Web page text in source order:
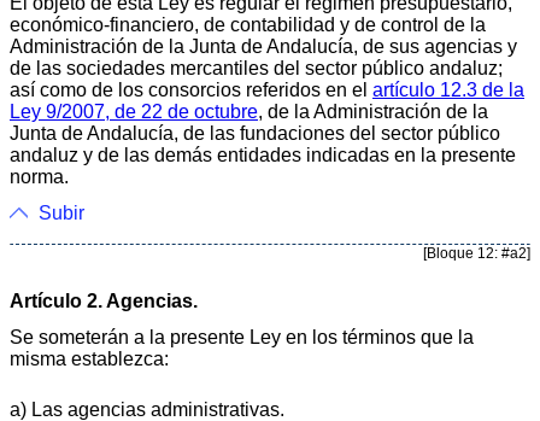
económico-financiero, de contabilidad y de control de la
Administración de la Junta de Andalucía, de sus agencias y
de las sociedades mercantiles del sector público andaluz;
así como de los consorcios referidos en el artículo 12.3 de la
Ley 9/2007, de 22 de octubre, de la Administración de la
Junta de Andalucía, de las fundaciones del sector público
andaluz y de las demás entidades indicadas en la presente
norma.
Subir
[Bloque 12: #a2]
Artículo 2. Agencias.
Se someterán a la presente Ley en los términos que la
misma establezca:
a) Las agencias administrativas.